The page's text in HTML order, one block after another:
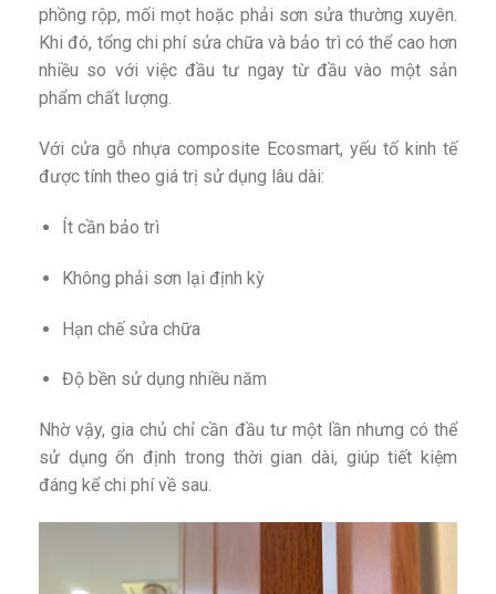
phồng rộp, mối mọt hoặc phải sơn sửa thường xuyên.
Khi đó, tổng chi phí sửa chữa và bảo trì có thể cao hơn
nhiều so với việc đầu tư ngay từ đầu vào một sản
phẩm chất lượng.
Với cửa gỗ nhựa composite Ecosmart, yếu tố kinh tế
được tính theo giá trị sử dụng lâu dài:
Ít cần bảo trì
Không phải sơn lại định kỳ
Hạn chế sửa chữa
Độ bền sử dụng nhiều năm
Nhờ vậy, gia chủ chỉ cần đầu tư một lần nhưng có thể
sử dụng ổn định trong thời gian dài, giúp tiết kiệm
đáng kể chi phí về sau.